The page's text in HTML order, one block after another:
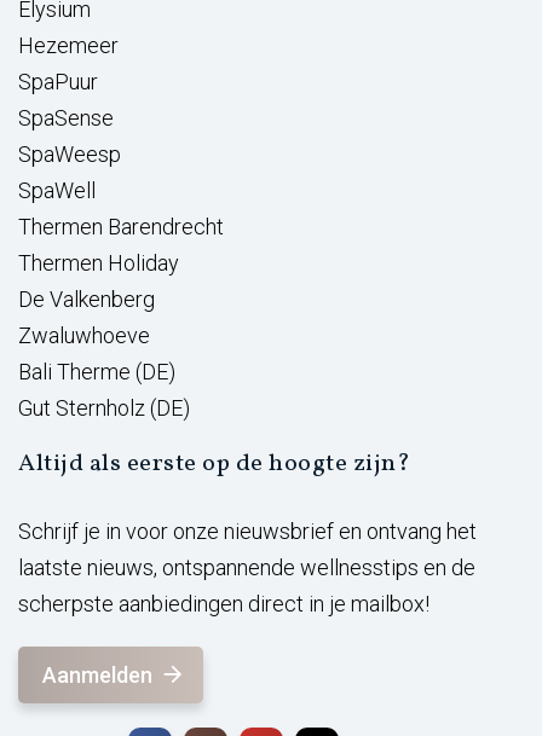
Elysium
Hezemeer
SpaPuur
SpaSense
SpaWeesp
SpaWell
Thermen Barendrecht
Thermen Holiday
De Valkenberg
Zwaluwhoeve
Bali Therme (DE)
Gut Sternholz (DE)
Altijd als eerste op de hoogte zijn?
Schrijf je in voor onze nieuwsbrief en ontvang het
laatste nieuws, ontspannende wellnesstips en de
scherpste aanbiedingen direct in je mailbox!
Aanmelden